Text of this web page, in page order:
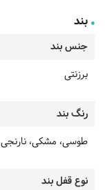
بند
جنس بند
برزنتی
رنگ بند
طوسی، مشکی، نارنجی
نوع قفل بند